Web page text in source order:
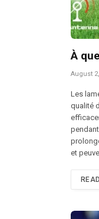
À
August
Les
qualité
et